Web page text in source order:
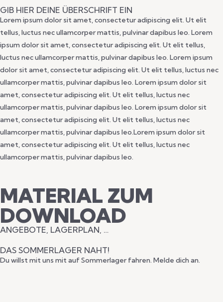
GIB HIER DEINE ÜBERSCHRIFT EIN
Lorem ipsum dolor sit amet, consectetur adipiscing elit. Ut elit
tellus, luctus nec ullamcorper mattis, pulvinar dapibus leo. Lorem
ipsum dolor sit amet, consectetur adipiscing elit. Ut elit tellus,
luctus nec ullamcorper mattis, pulvinar dapibus leo. Lorem ipsum
dolor sit amet, consectetur adipiscing elit. Ut elit tellus, luctus nec
ullamcorper mattis, pulvinar dapibus leo. Lorem ipsum dolor sit
amet, consectetur adipiscing elit. Ut elit tellus, luctus nec
ullamcorper mattis, pulvinar dapibus leo. Lorem ipsum dolor sit
amet, consectetur adipiscing elit. Ut elit tellus, luctus nec
ullamcorper mattis, pulvinar dapibus leo.Lorem ipsum dolor sit
amet, consectetur adipiscing elit. Ut elit tellus, luctus nec
ullamcorper mattis, pulvinar dapibus leo.
MATERIAL ZUM
DOWNLOAD
ANGEBOTE, LAGERPLAN, …
DAS SOMMERLAGER NAHT!
Du willst mit uns mit auf Sommerlager fahren. Melde dich an.